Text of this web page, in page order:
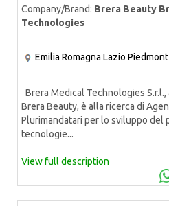
Company/Brand: Brera Beauty
Technologies
Emilia Romagna Lazio Piedmont
Brera Medical Technologies
Brera Beauty, è alla ricerca di
Plurimandatari per lo sviluppo del
tecnologie...
View full description